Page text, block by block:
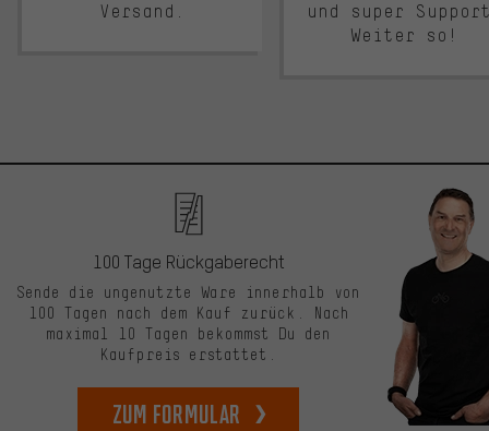
Versand.
und super
Weiter so!
100 Tage Rückgaberecht
Sende die ungenutzte Ware innerhalb von
100 Tagen nach dem Kauf zurück. Nach
maximal 10 Tagen bekommst Du den
Kaufpreis erstattet.
zum Formular